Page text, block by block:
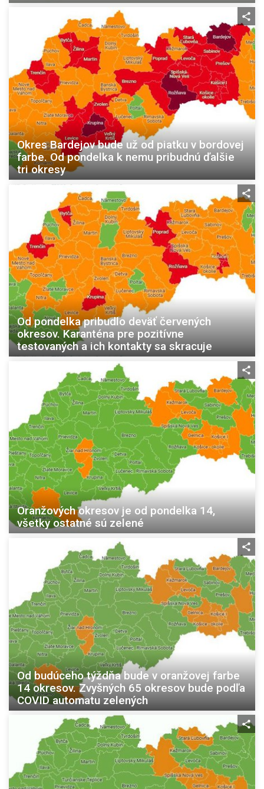
Okres Bardejov bude už od piatku v bordovej
farbe. Od pondelka k nemu pribudnú ďalšie
tri okresy
Od pondelka pribudlo deväť červených
okresov. Karanténa pre pozitívne
testovaných a ich kontakty sa skracuje
Oranžových okresov je od pondelka 14,
všetky ostatné sú zelené
Od budúceho týždňa bude v oranžovej farbe
14 okresov. Zvyšných 65 okresov bude podľa
COVID automatu zelených